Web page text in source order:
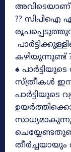
അവിടെയാണ്
?? സിപിഐ
കഴിയുന്നുണ്ട്
♠
സ്ത്രീകൾ
പാർട്ടിയുടെ
തീർച്ചയായും